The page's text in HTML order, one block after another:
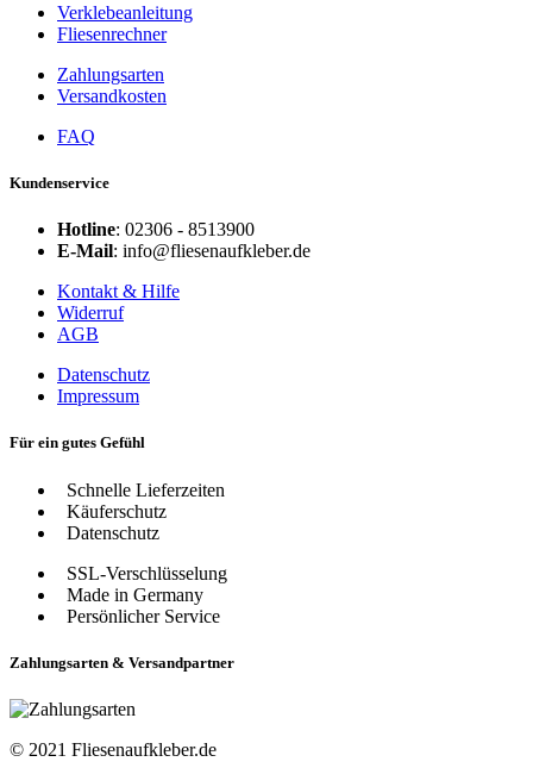
Verklebeanleitung
Fliesenrechner
Zahlungsarten
Versandkosten
FAQ
Kundenservice
Hotline: 02306 - 8513900
E-Mail: info@fliesenaufkleber.de
Kontakt & Hilfe
Widerruf
AGB
Datenschutz
Impressum
Für ein gutes Gefühl
Schnelle Lieferzeiten
Käuferschutz
Datenschutz
SSL-Verschlüsselung
Made in Germany
Persönlicher Service
Zahlungsarten & Versandpartner
© 2021 Fliesenaufkleber.de